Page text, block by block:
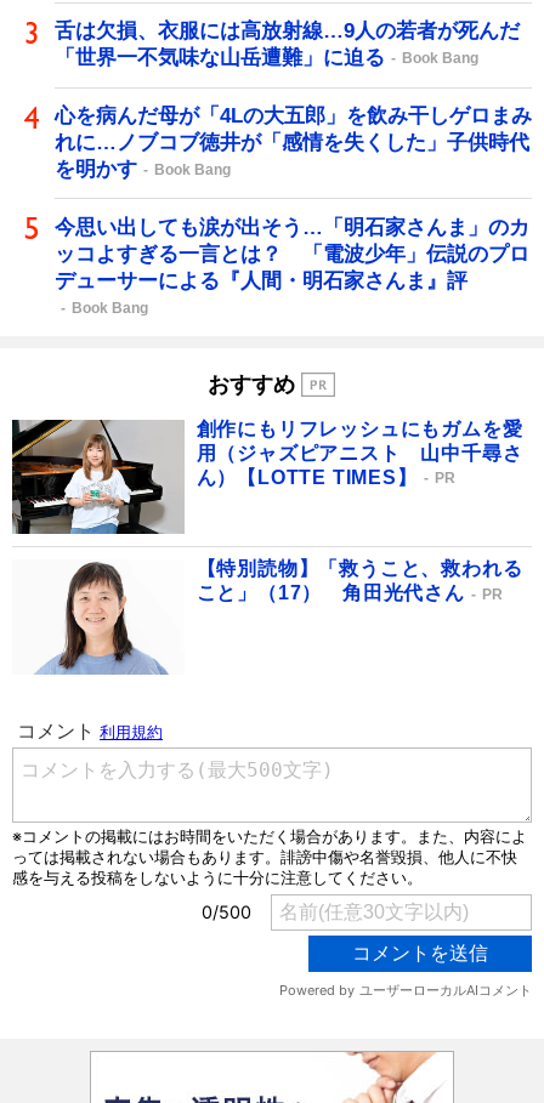
舌は欠損、衣服には高放射線…9人の若者が死んだ
「世界一不気味な山岳遭難」に迫る
Book Bang
心を病んだ母が「4Lの大五郎」を飲み干しゲロまみ
れに…ノブコブ徳井が「感情を失くした」子供時代
を明かす
Book Bang
今思い出しても涙が出そう…「明石家さんま」のカ
ッコよすぎる一言とは？ 「電波少年」伝説のプロ
デューサーによる『人間・明石家さんま』評
Book Bang
おすすめ
創作にもリフレッシュにもガムを愛
用（ジャズピアニスト 山中千尋さ
ん）【LOTTE TIMES】
PR
【特別読物】「救うこと、救われる
こと」（17） 角田光代さん
PR